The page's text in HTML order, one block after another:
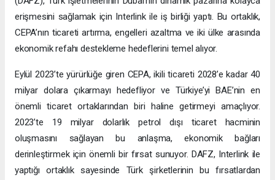
erişmesini sağlamak için Interlink ile iş birliği yaptı. Bu ortaklık,
CEPA’nın ticareti artırma, engelleri azaltma ve iki ülke arasında
ekonomik refahı destekleme hedeflerini temel alıyor.
Eylül 2023’te yürürlüğe giren CEPA, ikili ticareti 2028’e kadar 40
milyar dolara çıkarmayı hedefliyor ve Türkiye’yi BAE’nin en
önemli ticaret ortaklarından biri haline getirmeyi amaçlıyor.
2023’te 19 milyar dolarlık petrol dışı ticaret hacminin
oluşmasını sağlayan bu anlaşma, ekonomik bağları
derinleştirmek için önemli bir fırsat sunuyor. DAFZ, Interlink ile
yaptığı ortaklık sayesinde Türk şirketlerinin bu fırsatlardan